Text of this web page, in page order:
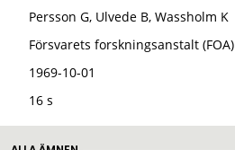
Persson G, Ulvede B, Wassholm K
Försvarets forskningsanstalt (FOA)
1969-10-01
16 s